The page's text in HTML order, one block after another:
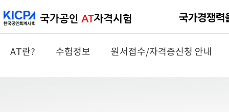
AT란? 수험정보 원서접수/자격증신청 안내